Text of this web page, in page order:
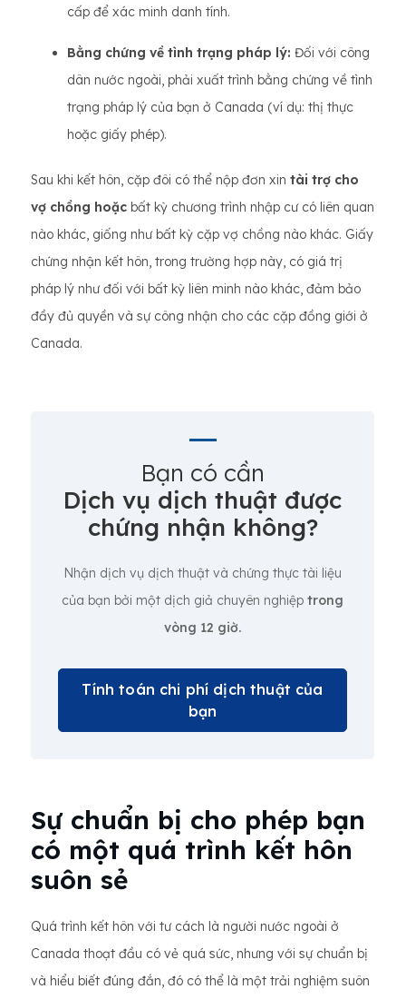
cấp để xác minh danh tính.
Bằng chứng về tình trạng pháp lý: Đối với công
dân nước ngoài, phải xuất trình bằng chứng về tình
trạng pháp lý của bạn ở Canada (ví dụ: thị thực
hoặc giấy phép).
Sau khi kết hôn, cặp đôi có thể nộp đơn xin tài trợ cho
vợ chồng hoặc bất kỳ chương trình nhập cư có liên quan
nào khác, giống như bất kỳ cặp vợ chồng nào khác. Giấy
chứng nhận kết hôn, trong trường hợp này, có giá trị
pháp lý như đối với bất kỳ liên minh nào khác, đảm bảo
đầy đủ quyền và sự công nhận cho các cặp đồng giới ở
Canada.
Bạn có cần
Dịch vụ dịch thuật được
chứng nhận không?
Nhận dịch vụ dịch thuật và chứng thực tài liệu
của bạn bởi một dịch giả chuyên nghiệp trong
vòng 12 giờ.
Tính toán chi phí dịch thuật của
bạn
Sự chuẩn bị cho phép bạn
có một quá trình kết hôn
suôn sẻ
Quá trình kết hôn với tư cách là người nước ngoài ở
Canada thoạt đầu có vẻ quá sức, nhưng với sự chuẩn bị
và hiểu biết đúng đắn, đó có thể là một trải nghiệm suôn